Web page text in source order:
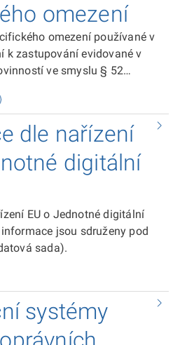
omezení
omezení používané v
k zastupování evidované v
ve smyslu § 52
dle nařízení
digitální
EU o Jednotné digitální
jsou sdruženy pod
sada).
systémy